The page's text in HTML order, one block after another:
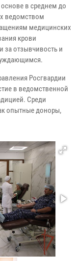
в среднем до
ведомством
медицинских
крови
за отзывчивость и
Росгвардии
в ведомственной
Среди
опытные доноры,